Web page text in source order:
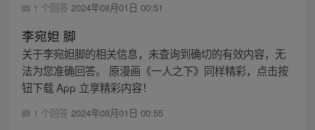
1 个回答 2024年08月01日 00:51
李宛妲 脚
关于李宛妲脚的相关信息，未查询到确切的有效内容，无
法为您准确回答。 原漫画《一人之下》同样精彩，点击按
钮下载 App 立享精彩内容！
1 个回答 2024年08月01日 00:55